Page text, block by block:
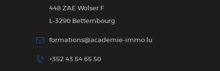
448 ZAE Wolser F
L-3290 Bettembourg
formations@academie-immo.lu
+352 43 54 65 50